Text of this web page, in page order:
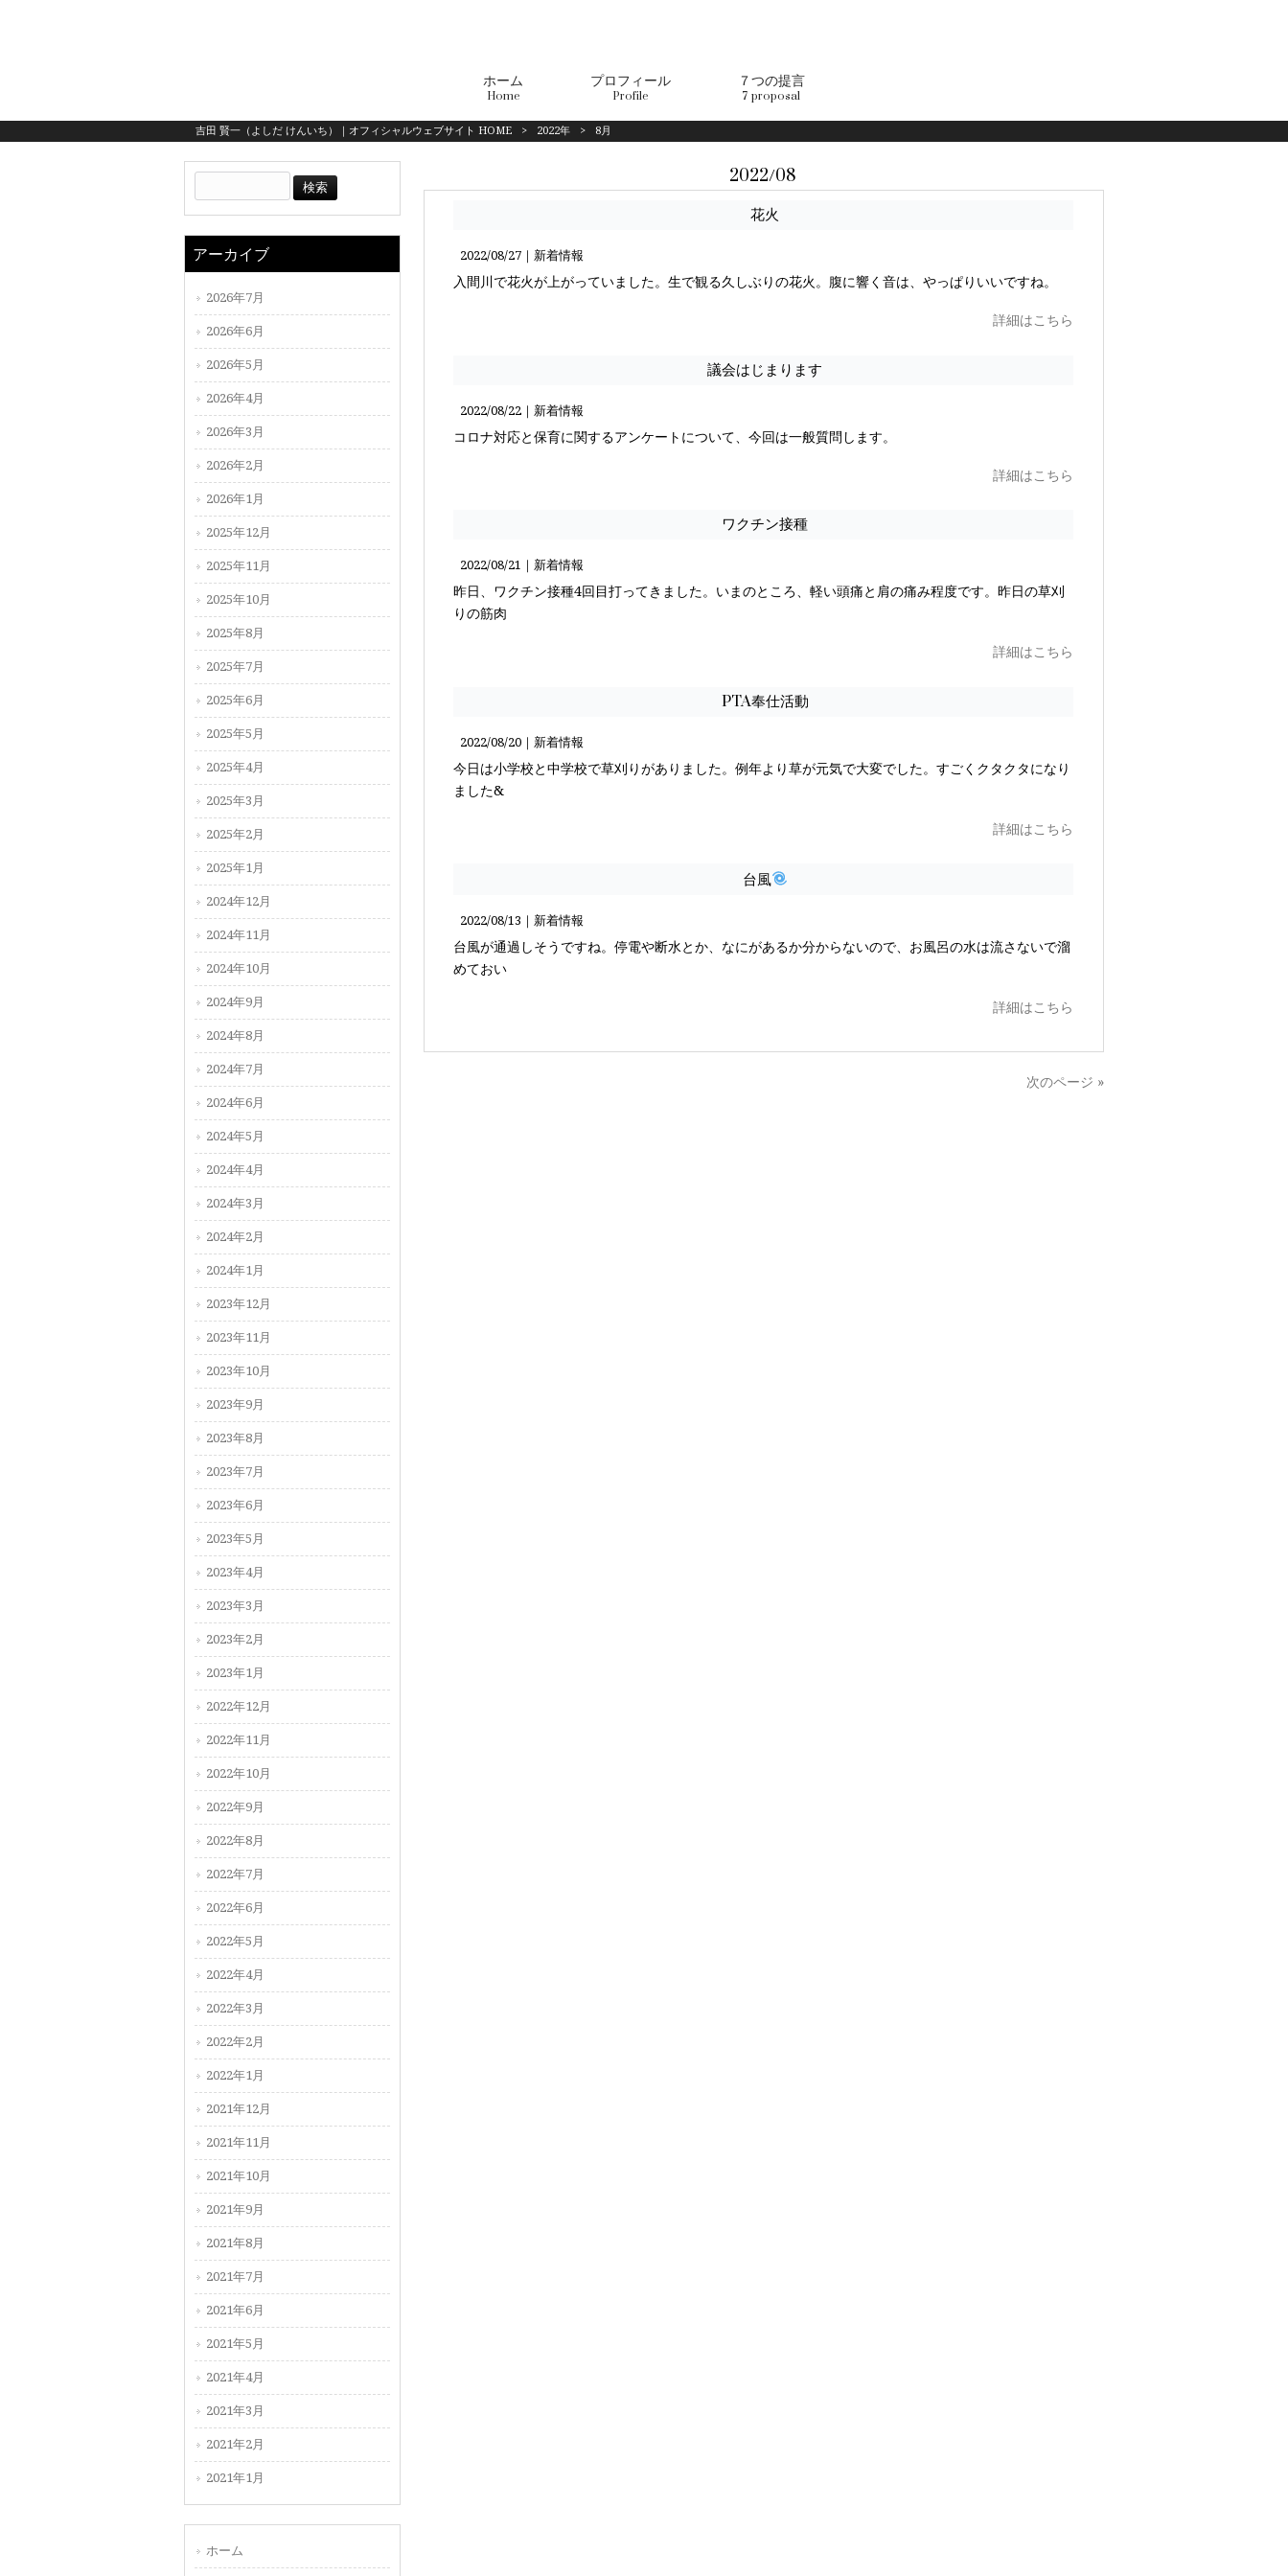
ホーム
Home
プロフィール
Profile
７つの提言
7 proposal
吉田 賢一（よしだ けんいち）｜オフィシャルウェブサイト HOME > 2022年 > 8月
2022/08
花火
2022/08/27｜ 新着情報
入間川で花火が上がっていました。生で観る久しぶりの花火。腹に響く音は、やっぱりいいですね。
詳細はこちら
議会はじまります
2022/08/22｜ 新着情報
コロナ対応と保育に関するアンケートについて、今回は一般質問します。
詳細はこちら
ワクチン接種
2022/08/21｜ 新着情報
昨日、ワクチン接種4回目打ってきました。いまのところ、軽い頭痛と肩の痛み程度です。昨日の草刈
りの筋肉
詳細はこちら
PTA奉仕活動
2022/08/20｜ 新着情報
今日は小学校と中学校で草刈りがありました。例年より草が元気で大変でした。すごくクタクタになり
ました&
詳細はこちら
台風
2022/08/13｜ 新着情報
台風が通過しそうですね。停電や断水とか、なにがあるか分からないので、お風呂の水は流さないで溜
めておい
詳細はこちら
次のページ »
アーカイブ
2026年7月
2026年6月
2026年5月
2026年4月
2026年3月
2026年2月
2026年1月
2025年12月
2025年11月
2025年10月
2025年8月
2025年7月
2025年6月
2025年5月
2025年4月
2025年3月
2025年2月
2025年1月
2024年12月
2024年11月
2024年10月
2024年9月
2024年8月
2024年7月
2024年6月
2024年5月
2024年4月
2024年3月
2024年2月
2024年1月
2023年12月
2023年11月
2023年10月
2023年9月
2023年8月
2023年7月
2023年6月
2023年5月
2023年4月
2023年3月
2023年2月
2023年1月
2022年12月
2022年11月
2022年10月
2022年9月
2022年8月
2022年7月
2022年6月
2022年5月
2022年4月
2022年3月
2022年2月
2022年1月
2021年12月
2021年11月
2021年10月
2021年9月
2021年8月
2021年7月
2021年6月
2021年5月
2021年4月
2021年3月
2021年2月
2021年1月
ホーム